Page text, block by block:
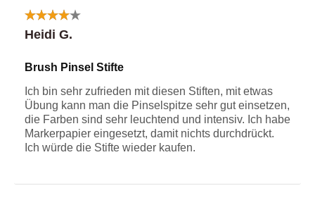
Heidi G.
Brush Pinsel Stifte
Ich bin sehr zufrieden mit diesen Stiften, mit etwas
Übung kann man die Pinselspitze sehr gut einsetzen,
die Farben sind sehr leuchtend und intensiv. Ich habe
Markerpapier eingesetzt, damit nichts durchdrückt.
Ich würde die Stifte wieder kaufen.